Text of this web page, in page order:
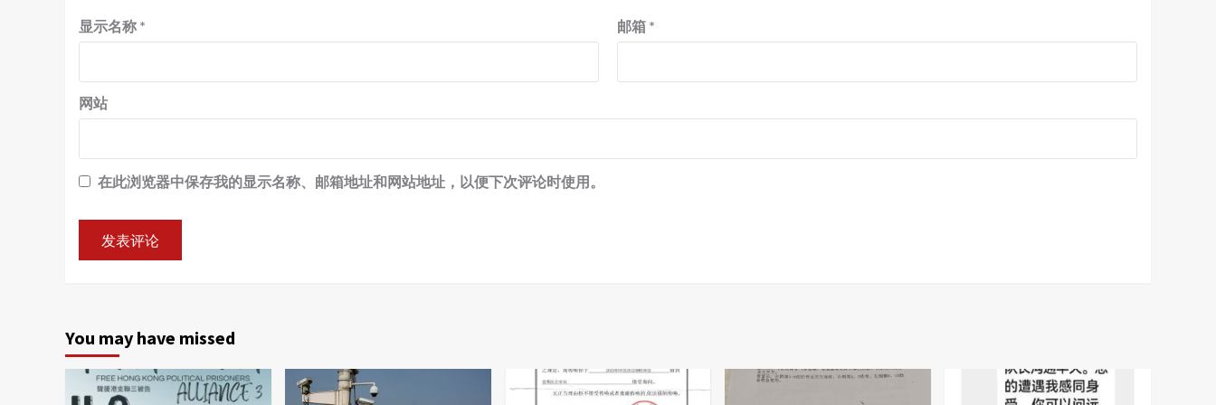
显示名称 * 邮箱 *
网站
在此浏览器中保存我的显示名称、邮箱地址和网站地址，以便下次评论时使用。
You may have missed